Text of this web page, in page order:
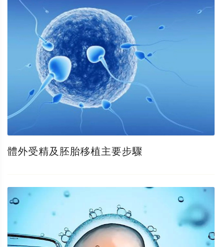
體外受精及胚胎移植主要步驟